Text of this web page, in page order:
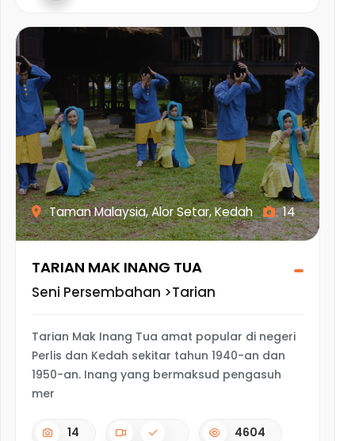
Taman Malaysia, Alor Setar, Kedah 14
TARIAN MAK INANG TUA
Seni Persembahan >Tarian
Tarian Mak Inang Tua amat popular di negeri
Perlis dan Kedah sekitar tahun 1940-an dan
1950-an. Inang yang bermaksud pengasuh
mer
14 4604